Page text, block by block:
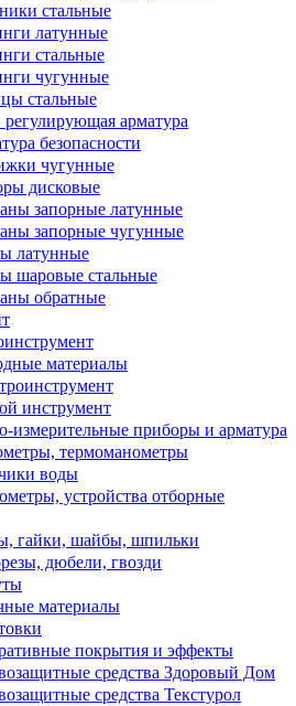
стальные
латунные
стальные
чугунные
стальные
регулирующая арматура
безопасности
чугунные
дисковые
запорные латунные
запорные чугунные
латунные
шаровые стальные
обратные
материалы
инструмент
измерительные приборы и арматура
термоманометры
воды
устройства отборные
гайки, шайбы, шпильки
дюбели, гвозди
материалы
покрытия и эффекты
средства Здоровый Дом
средства Текстурол